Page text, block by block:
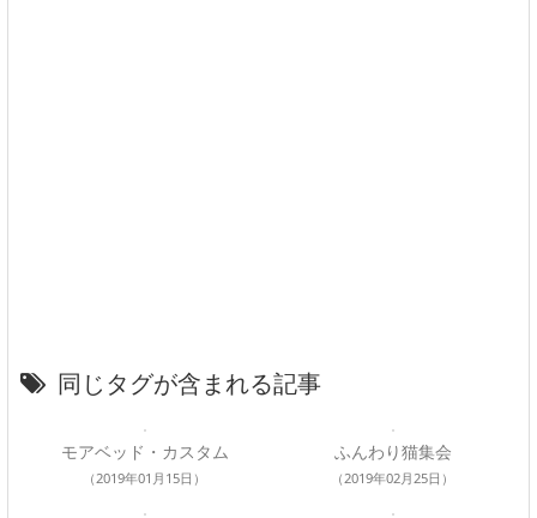
同じタグが含まれる記事
モアベッド・カスタム
（2019年01月15日）
ふんわり猫集会
（2019年02月25日）